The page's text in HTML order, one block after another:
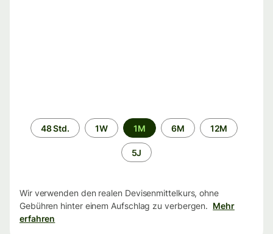
Zeitraum
48 Std. 1W 1M 6M 12M
5J
Wir verwenden den realen Devisenmittelkurs, ohne
Gebühren hinter einem Aufschlag zu verbergen. Mehr
erfahren